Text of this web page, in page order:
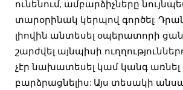
ունենում, ամբարձիչները
տարօրինակ կերպով գործել:
լիովին անտեսել օպերատորի
շարժվել այնպիսի
չէր նախատեսել կամ կանգ
բարձրացնելիս: Այս տեսակի